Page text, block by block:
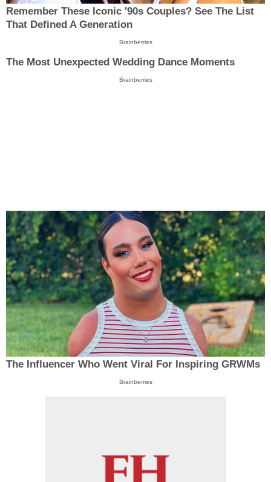
Remember These Iconic '90s Couples? See The List
That Defined A Generation
Brainberries
The Most Unexpected Wedding Dance Moments
Brainberries
The Influencer Who Went Viral For Inspiring GRWMs
Brainberries